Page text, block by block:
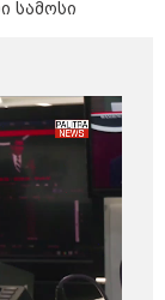
სამოსი